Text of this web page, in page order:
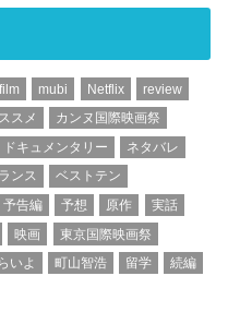
film mubi Netflix
review
スメ
カンヌ国際映画祭
ドキュメンタリー
ネタバレ
ンス
ベストテン
予告編 予想 原作
実話
映画
東京国際映画祭
いよ 町山智浩 留学
続編